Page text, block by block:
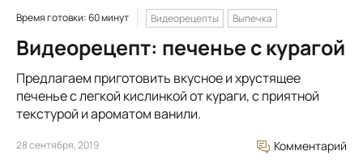
Время готовки: 60 минут Видеорецепты Выпечка
Видеорецепт: печенье с курагой
Предлагаем приготовить вкусное и хрустящее
печенье с легкой кислинкой от кураги, с приятной
текстурой и ароматом ванили.
28 сентября, 2019 Комментарий